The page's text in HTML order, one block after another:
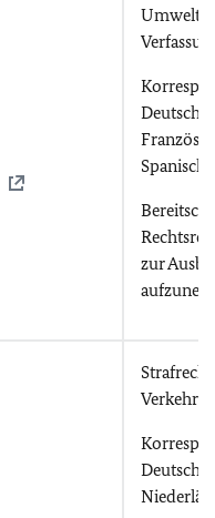
Deutsch,
Spanisch
zur
Strafrecht
Deutsch,